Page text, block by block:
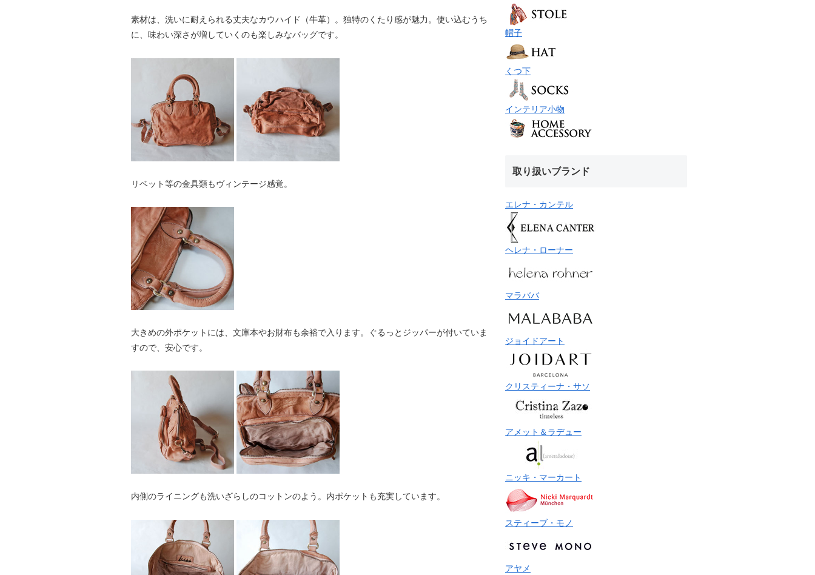
素材は、洗いに耐えられる丈夫なカウハイド（牛革）。独特のくたり感が魅力。使い込むうち
に、味わい深さが増していくのも楽しみなバッグです。
リベット等の金具類もヴィンテージ感覚。
大きめの外ポケットには、文庫本やお財布も余裕で入ります。ぐるっとジッパーが付いていま
すので、安心です。
内側のライニングも洗いざらしのコットンのよう。内ポケットも充実しています。
帽子
くつ下
インテリア小物
取り扱いブランド
エレナ・カンテル
ヘレナ・ローナー
マラババ
ジョイドアート
クリスティーナ・サソ
アメット＆ラデュー
ニッキ・マーカート
スティーブ・モノ
アヤメ